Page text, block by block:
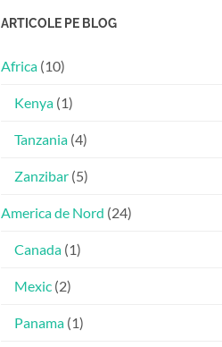
ARTICOLE PE BLOG
Africa (10)
Kenya (1)
Tanzania (4)
Zanzibar (5)
America de Nord (24)
Canada (1)
Mexic (2)
Panama (1)